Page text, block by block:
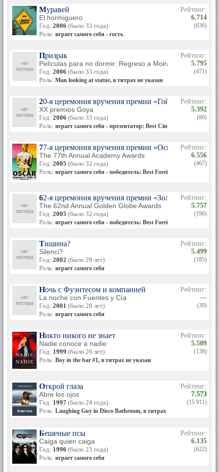
Муравей
El hormiguero
Год: 2006 (было 33 года)
Роль: играет самого себя - гость
Рейтинг:
6.714
(836)
Призрак
Películas para no dormir: Regreso a Moira
Год: 2006 (было 33 года)
Роль: Man looking at statue, в титрах не указан
Рейтинг:
5.795
(471)
20-я церемония вручения премии «Гойя»
XX premios Goya
Год: 2006 (было 33 года)
Роль: играет самого себя - презентатор: Best Cinematography
Рейтинг:
5.392
(80)
77-я церемония вручения премии «Оскар»
The 77th Annual Academy Awards
Год: 2005 (было 32 года)
Роль: играет самого себя - победитель: Best Foreign Language Film
Рейтинг:
6.556
(467)
62-я церемония вручения премии «Золотой глобус»
The 62nd Annual Golden Globe Awards
Год: 2005 (было 32 года)
Роль: играет самого себя - победитель: Best Foreign Language Film
Рейтинг:
5.757
(196)
Тишина?
Silenci?
Год: 2002 (было 29 лет)
Роль: играет самого себя
Рейтинг:
5.499
(185)
Ночь с Фуэнтесом и компанией
La noche con Fuentes y Cía
Год: 2001 (было 28 лет)
Роль: играет самого себя
Рейтинг:
—
(39)
Никто никого не знает
Nadie conoce a nadie
Год: 1999 (было 26 лет)
Роль: Boy in the bar #1, в титрах не указан
Рейтинг:
5.509
(138)
Открой глаза
Abre los ojos
Год: 1997 (было 24 года)
Роль: Laughing Guy in Disco Bathroom, в титрах не указан
Рейтинг:
7.573
(15 911)
Бешеные псы
Caiga quien caiga
Год: 1996 (было 23 года)
Роль: играет самого себя
Рейтинг:
6.135
(622)